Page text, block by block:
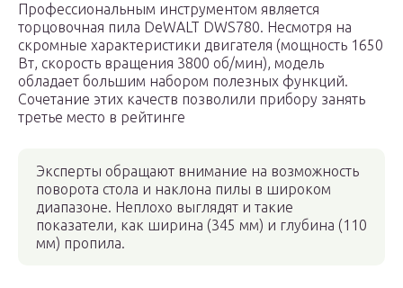
Профессиональным инструментом является
торцовочная пила DeWALT DWS780. Несмотря на
скромные характеристики двигателя (мощность 1650
Вт, скорость вращения 3800 об/мин), модель
обладает большим набором полезных функций.
Сочетание этих качеств позволили прибору занять
третье место в рейтинге
Эксперты обращают внимание на возможность
поворота стола и наклона пилы в широком
диапазоне. Неплохо выглядят и такие
показатели, как ширина (345 мм) и глубина (110
мм) пропила.